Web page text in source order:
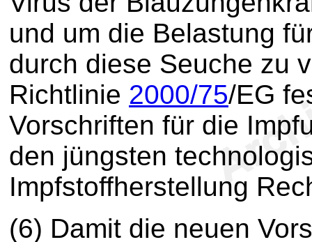
und um die Belastung
durch diese Seuche zu
Richtlinie 2000/75/EG
Vorschriften für die
den jüngsten
Impfstoffherstellung
(6) Damit die neuen